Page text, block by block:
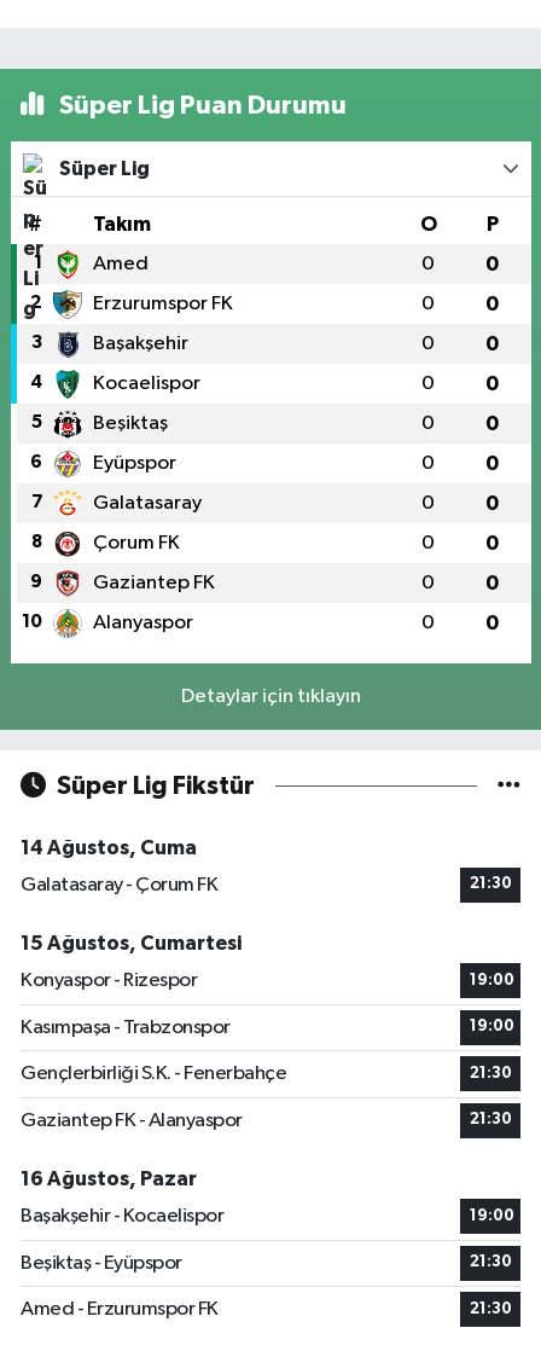
Süper Lig Puan Durumu
Süper Lig
# Takım O P
1 Amed 0 0
2 Erzurumspor FK 0 0
3 Başakşehir 0 0
4 Kocaelispor 0 0
5 Beşiktaş 0 0
6 Eyüpspor 0 0
7 Galatasaray 0 0
8 Çorum FK 0 0
9 Gaziantep FK 0 0
10 Alanyaspor 0 0
Detaylar için tıklayın
Süper Lig Fikstür
14 Ağustos, Cuma
Galatasaray - Çorum FK
21:30
15 Ağustos, Cumartesi
Konyaspor - Rizespor
19:00
Kasımpaşa - Trabzonspor 19:00
Gençlerbirliği S.K. - Fenerbahçe 21:30
Gaziantep FK - Alanyaspor 21:30
16 Ağustos, Pazar
Başakşehir - Kocaelispor
19:00
Beşiktaş - Eyüpspor 21:30
Amed - Erzurumspor FK 21:30